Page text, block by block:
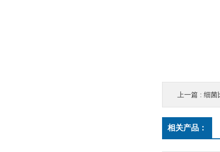
上一篇 : 细菌
相关产品：